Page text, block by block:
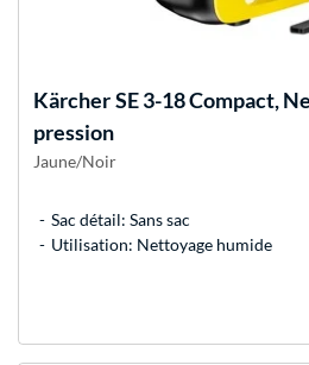
KärcherSE 3-18 Compact,
pression
Jaune/Noir
Sac détail: Sans sac
Utilisation: Nettoyage humide